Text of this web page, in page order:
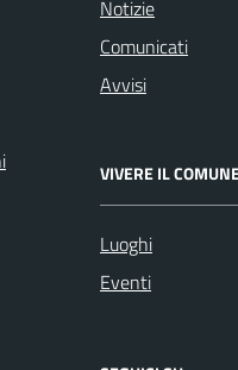
Notizie
Comunicati
Avvisi
VIVERE IL
Luoghi
Eventi